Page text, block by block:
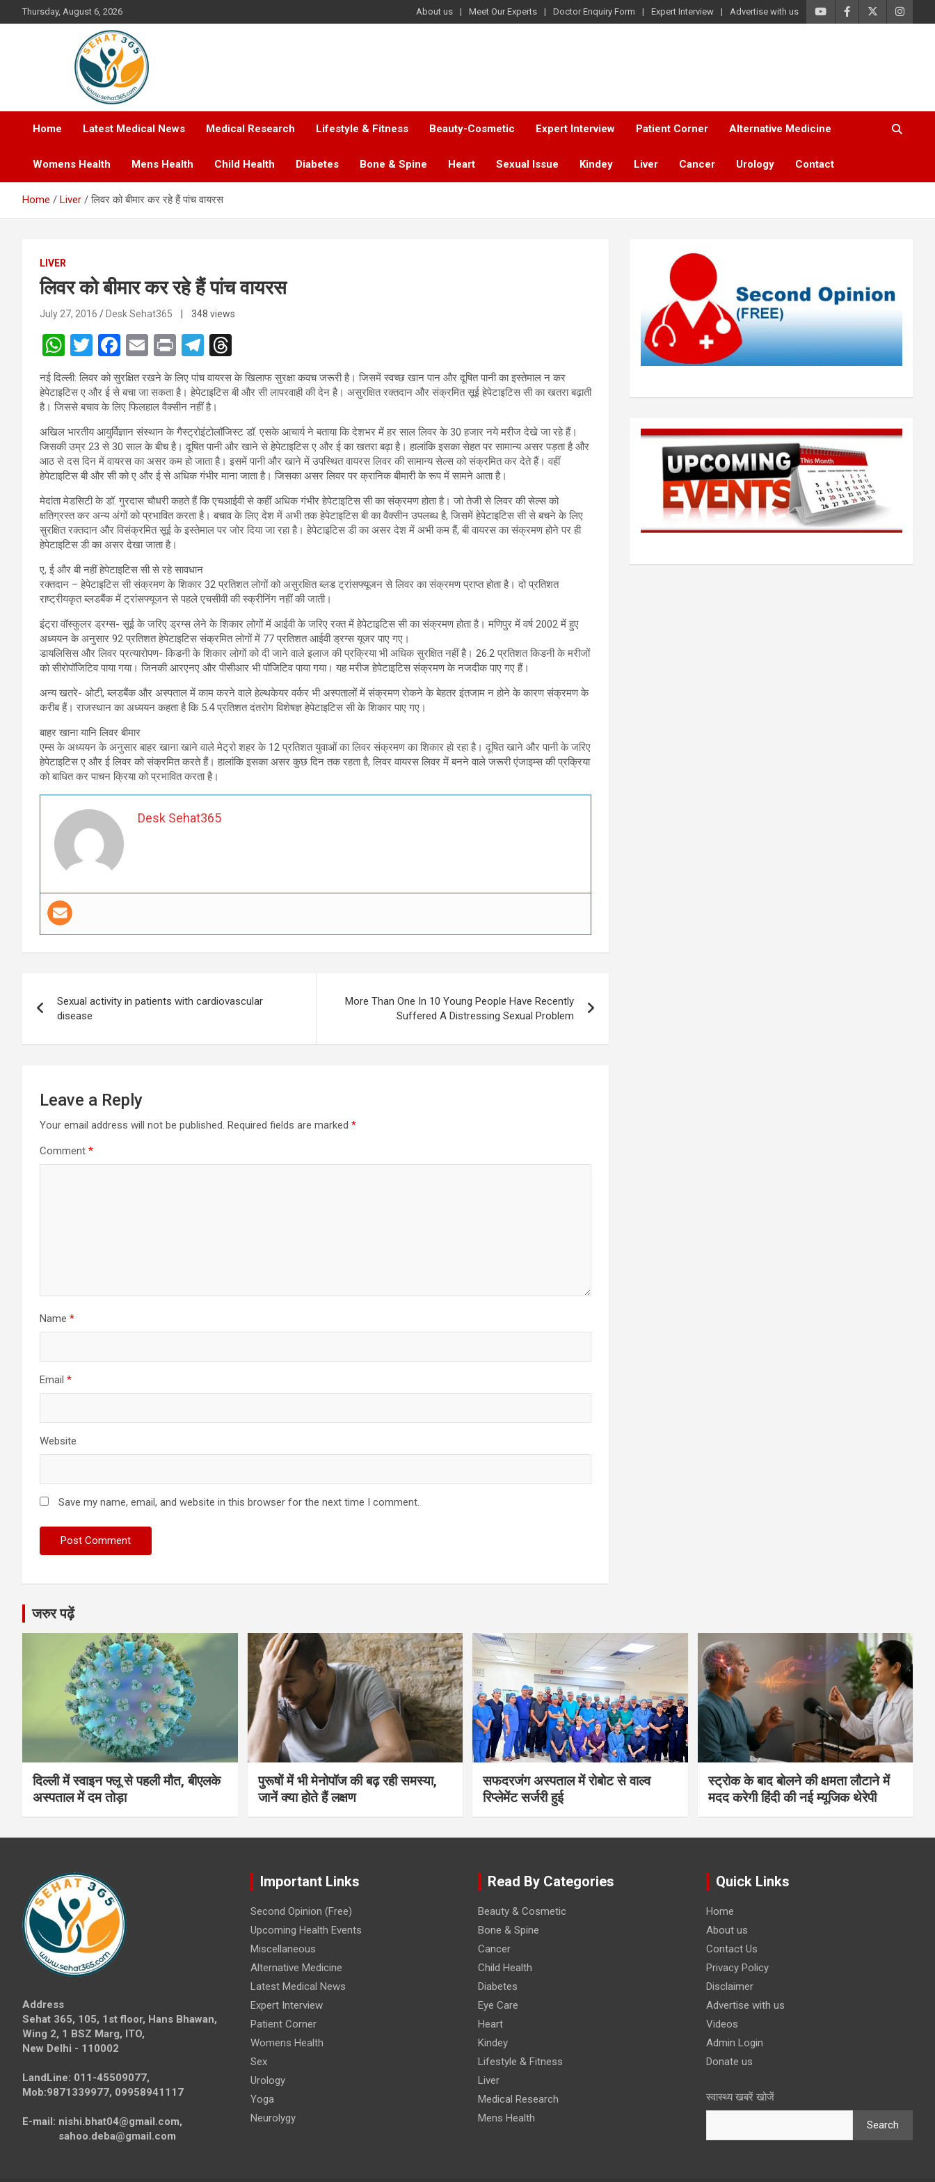
to
Thursday, August 6, 2026 About us Meet Our Experts Doctor Enquiry Form Expert Interview Advertise with us
Sehat365
Your's Complete Health Guide
Home
Latest Medical News Medical Research Lifestyle & Fitness Beauty-Cosmetic Expert Interview Patient Corner Alternative Medicine
Womens Health Mens Health Child Health Diabetes Bone & Spine Heart Sexual Issue Kindey Liver Cancer Urology Contact
Home Liver लिवर को बीमार कर रहे हैं पांच वायरस
LIVER
लिवर को बीमार कर रहे हैं पांच वायरस
July 27, 2016 Desk Sehat365 | 348 views
W
h
at
s
A
p
p
T
wi
tt
er
F
a
ce
b
o
o
k
E
m
ail
Pr
in
t
T
el
e
gr
a
m
hr
e
d
s
नई दिल्ली: लिवर को सुरक्षित रखने के लिए पांच वायरस के खिलाफ सुरक्षा कवच जरूरी है। जिसमें स्वच्छ खान पान और दूषित पानी का इस्तेमाल न कर
हेपेटाइटिस ए और ई से बचा जा सकता है। हेपेटाइटिस बी और सी लापरवाही की देन है। असुरक्षित रक्तदान और संक्रमित सूई हेपेटाइटिस सी का खतरा बढ़ाती
है। जिससे बचाव के लिए फिलहाल वैक्सीन नहीं है।
अखिल भारतीय आयुर्विज्ञान संस्थान के गैस्ट्रोइंटोलॉजिस्ट डॉ. एसके आचार्य ने बताया कि देशभर में हर साल लिवर के 30 हजार नये मरीज देखे जा रहे हैं।
जिसकी उम्र 23 से 30 साल के बीच है। दूषित पानी और खाने से हेपेटाइटिस ए और ई का खतरा बढ़ा है। हालांकि इसका सेहत पर सामान्य असर पड़ता है और
आठ से दस दिन में वायरस का असर कम हो जाता है। इसमें पानी और खाने में उपस्थित वायरस लिवर की सामान्य सेल्स को संक्रमित कर देते हैं। वहीं
हेपेटाइटिस बी और सी को ए और ई से अधिक गंभीर माना जाता है। जिसका असर लिवर पर क्रानिक बीमारी के रूप में सामने आता है।
मेदांता मेडसिटी के डॉ. गुरदास चौधरी कहते हैं कि एचआईवी से कहीं अधिक गंभीर हेपेटाइटिस सी का संक्रमण होता है। जो तेजी से लिवर की सेल्स को
क्षतिग्रस्त कर अन्य अंगों को प्रभावित करता है। बचाव के लिए देश में अभी तक हेपेटाइटिस बी का वैक्सीन उपलब्ध है, जिसमें हेपेटाइटिस सी से बचने के लिए
सुरक्षित रक्तदान और विसंक्रमित सूई के इस्तेमाल पर जोर दिया जा रहा है। हेपेटाइटिस डी का असर देश में अभी कम हैं, बी वायरस का संक्रमण होने पर ही
हेपेटाइटिस डी का असर देखा जाता है।
ए, ई और बी नहीं हेपेटाइटिस सी से रहे सावधान
रक्तदान – हेपेटाइटिस सी संक्रमण के शिकार 32 प्रतिशत लोगों को असुरक्षित ब्लड ट्रांसफ्यूजन से लिवर का संक्रमण प्राप्त होता है। दो प्रतिशत
राष्ट्रीयकृत ब्लडबैंक में ट्रांसफ्यूजन से पहले एचसीवी की स्क्रीनिंग नहीं की जाती।
इंट्रा वॉस्कुलर ड्रग्स- सूई के जरिए ड्रग्स लेने के शिकार लोगों में आईवी के जरिए रक्त में हेपेटाइटिस सी का संक्रमण होता है। मणिपुर में वर्ष 2002 में हुए
अध्ययन के अनुसार 92 प्रतिशत हेपेटाइटिस संक्रमित लोगों में 77 प्रतिशत आईवी ड्रग्स यूजर पाए गए।
डायलिसिस और लिवर प्रत्यारोपण- किडनी के शिकार लोगों को दी जाने वाले इलाज की प्रक्रिया भी अधिक सुरक्षित नहीं है। 26.2 प्रतिशत किडनी के मरीजों
को सीरोपॉजिटिव पाया गया। जिनकी आरएनए और पीसीआर भी पॉजिटिव पाया गया। यह मरीज हेपेटाइटिस संक्रमण के नजदीक पाए गए हैं।
अन्य खतरे- ओटी, ब्लडबैंक और अस्पताल में काम करने वाले हेल्थकेयर वर्कर भी अस्पतालों में संक्रमण रोकने के बेहतर इंतजाम न होने के कारण संक्रमण के
करीब हैं। राजस्थान का अध्ययन कहता है कि 5.4 प्रतिशत दंतरोग विशेषज्ञ हेपेटाइटिस सी के शिकार पाए गए।
बाहर खाना यानि लिवर बीमार
एम्स के अध्ययन के अनुसार बाहर खाना खाने वाले मेट्रो शहर के 12 प्रतिशत युवाओं का लिवर संक्रमण का शिकार हो रहा है। दूषित खाने और पानी के जरिए
हेपेटाइटिस ए और ई लिवर को संक्रमित करते हैं। हालांकि इसका असर कुछ दिन तक रहता है, लिवर वायरस लिवर में बनने वाले जरूरी एंजाइम्स की प्रक्रिया
को बाधित कर पाचन क्रिया को प्रभावित करता है।
Desk Sehat365
navigation
Sexual activity in patients with cardiovascular
disease
More Than One In 10 Young People Have Recently
Suffered A Distressing Sexual Problem
Leave a Reply
Your email address will not be published. Required fields are marked *
Comment *
Name *
Email *
Website
Save my name, email, and website in this browser for the next time I comment.
जरुर पढ़ें
दिल्ली में स्वाइन फ्लू से पहली मौत, बीएलके
अस्पताल में दम तोड़ा
पुरूषों में भी मेनोपॉज की बढ़ रही समस्या,
जानें क्या होते हैं लक्षण
सफदरजंग अस्पताल में रोबोट से वाल्व
रिप्लेमेंट सर्जरी हुई
स्ट्रोक के बाद बोलने की क्षमता लौटाने में
मदद करेगी हिंदी की नई म्यूजिक थेरेपी
Address
Sehat 365, 105, 1st floor, Hans Bhawan,
Wing 2, 1 BSZ Marg, ITO,
New Delhi - 110002
LandLine: 011-45509077,
Mob:9871339977, 09958941117
E-mail: nishi.bhat04@gmail.com,
sahoo.deba@gmail.com
Important Links
Second Opinion (Free)
Upcoming Health Events
Miscellaneous
Alternative Medicine
Latest Medical News
Expert Interview
Patient Corner
Womens Health
Sex
Urology
Yoga
Neurolygy
Read By Categories
Beauty & Cosmetic
Bone & Spine
Cancer
Child Health
Diabetes
Eye Care
Heart
Kindey
Lifestyle & Fitness
Liver
Medical Research
Mens Health
Quick Links
Home
About us
Contact Us
Privacy Policy
Disclaimer
Advertise with us
Videos
Admin Login
Donate us
स्वास्थ्य खबरें खोजें
Search